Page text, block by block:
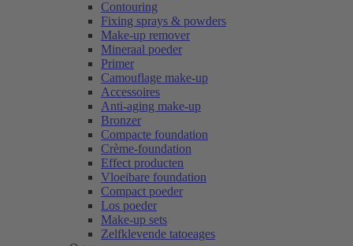
Contouring
Fixing sprays & powders
Make-up remover
Mineraal poeder
Primer
Camouflage make-up
Accessoires
Anti-aging make-up
Bronzer
Compacte foundation
Crème-foundation
Effect producten
Vloeibare foundation
Compact poeder
Los poeder
Make-up sets
Zelfklevende tatoeages